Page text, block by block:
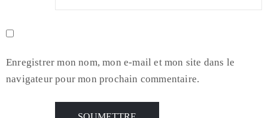
Enregistrer mon nom, mon e-mail et mon site dans le
navigateur pour mon prochain commentaire.